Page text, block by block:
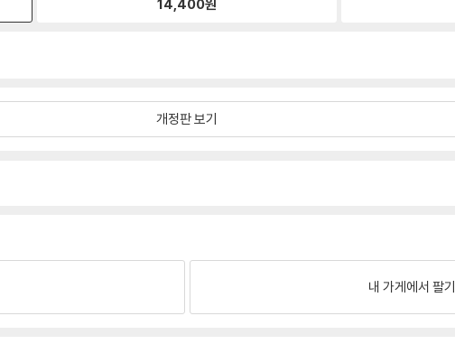
14,400원
개정판 보기
내 가게에서 팔기